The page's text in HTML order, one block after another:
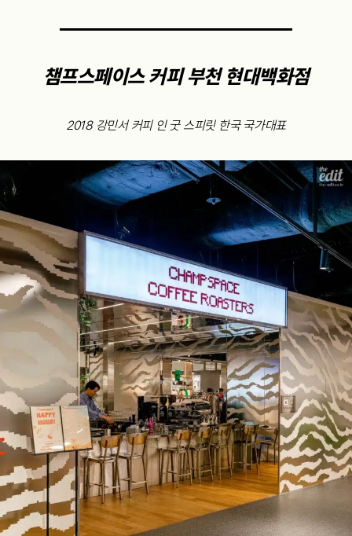
챔프스페이스 커피 부천 현대백화점
2018 강민서 커피 인 굿 스피릿 한국 국가대표